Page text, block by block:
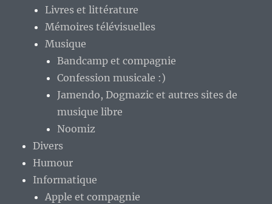
Livres et littérature
Mémoires télévisuelles
Musique
Bandcamp et compagnie
Confession musicale :)
Jamendo, Dogmazic et autres sites de
musique libre
Noomiz
Divers
Humour
Informatique
Apple et compagnie